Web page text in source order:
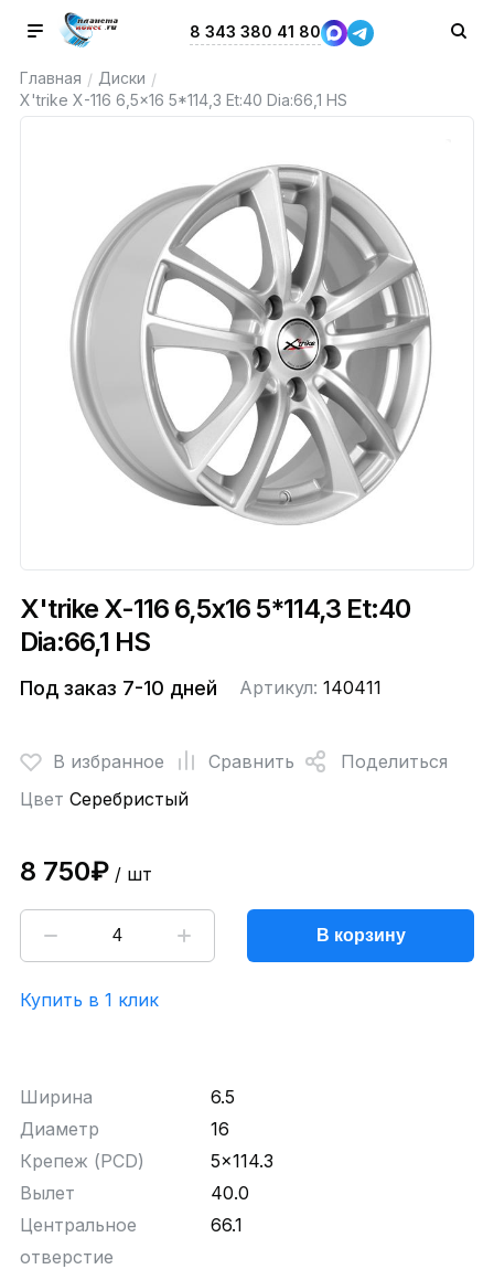
8 343 380 41 80
Главная / Диски /
X'trike X-116 6,5x16 5*114,3 Et:40 Dia:66,1 HS
X'trike X-116 6,5x16 5*114,3 Et:40
Dia:66,1 HS
Под заказ 7-10 дней Артикул: 140411
В избранное Сравнить
Поделиться
Цвет Серебристый
8 750₽/ шт
В корзину
Купить в 1 клик
Ширина
6.5
Диаметр
16
Крепеж (PCD)
5x114.3
Вылет
40.0
Центральное
отверстие
66.1